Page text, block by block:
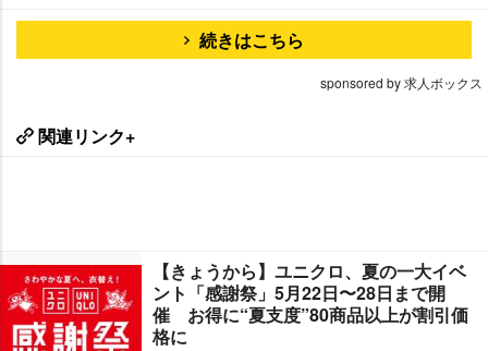
続きはこちら
sponsored by 求人ボックス
関連リンク+
【きょうから】ユニクロ、夏の一大イベ
ント「感謝祭」5月22日〜28日まで開
催 お得に“夏支度”80商品以上が割引価
格に